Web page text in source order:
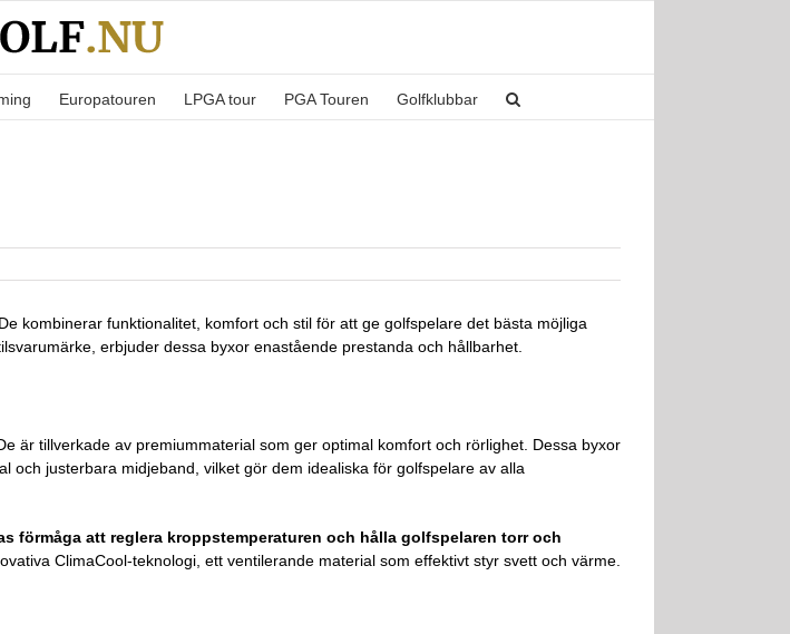
Europatouren LPGA tour PGA Touren
Golfklubbar
kombinerar funktionalitet, komfort och stil för att ge golfspelare det bästa möjliga
erbjuder dessa byxor enastående prestanda och hållbarhet.
är tillverkade av premiummaterial som ger optimal komfort och rörlighet. Dessa byxor
justerbara midjeband, vilket gör dem idealiska för golfspelare av alla
förmåga att reglera kroppstemperaturen och hålla golfspelaren torr och
ClimaCool-teknologi, ett ventilerande material som effektivt styr svett och värme.